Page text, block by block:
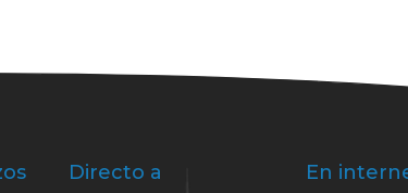
Directo a En